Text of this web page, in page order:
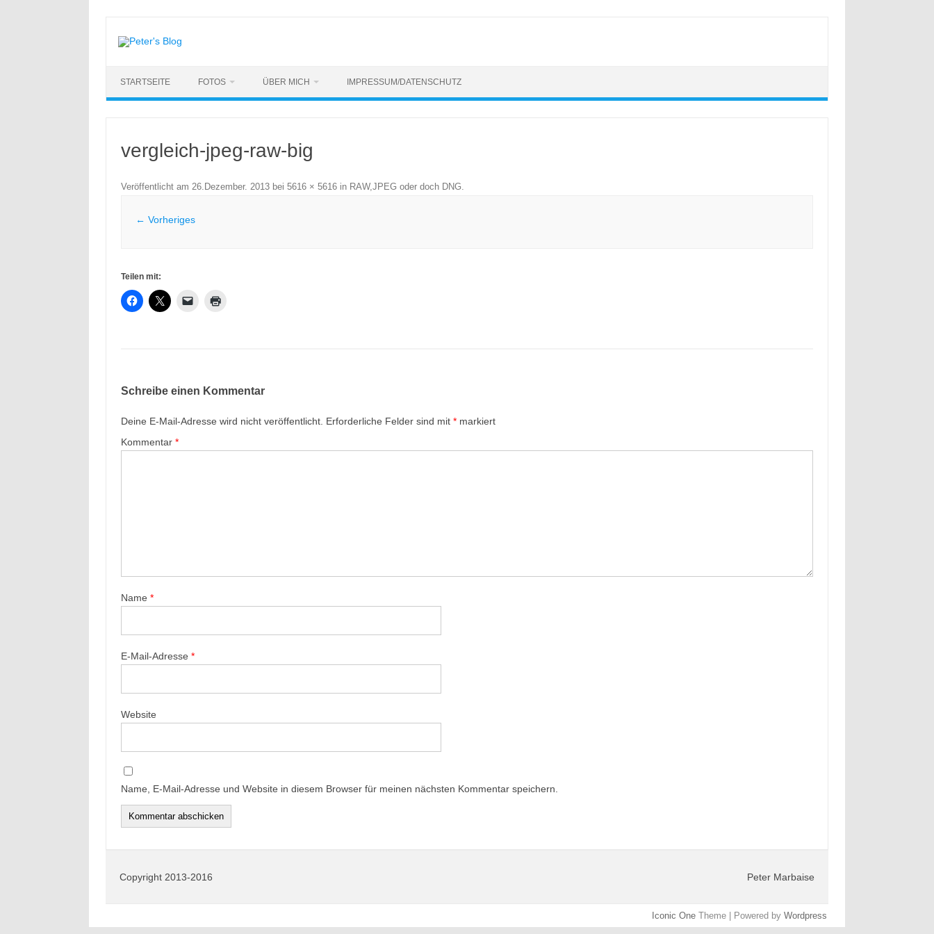
springen
STARTSEITE FOTOS ÜBER MICH IMPRESSUM/DATENSCHUTZ
vergleich-jpeg-raw-big
Veröffentlicht am 26.Dezember. 2013bei 5616 × 5616in RAW,JPEG oder doch DNG.
← Vorheriges
Teilen mit:
Schreibe einen Kommentar
Deine E-Mail-Adresse wird nicht veröffentlicht. Erforderliche Felder sind mit *markiert
Kommentar *
Name *
E-Mail-Adresse *
Website
Name, E-Mail-Adresse und Website in diesem Browser für meinen nächsten Kommentar speichern.
Copyright 2013-2016 Peter Marbaise
Iconic One Theme | Powered by Wordpress